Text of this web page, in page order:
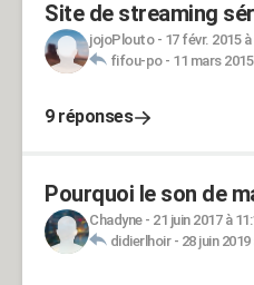
Site de streaming
jojoPlouto- 17 févr. 2015 à
fifou-po- 11 mars
9 réponses
Pourquoi le son de
Chadyne- 21 juin 2017 à
didierlhoir- 28 juin 2019